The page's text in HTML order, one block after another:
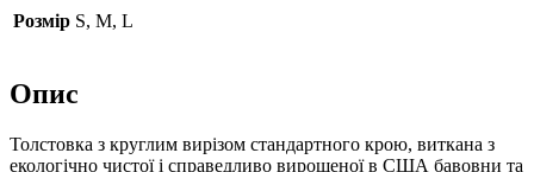
Розмір S, M, L
Опис
Толстовка з круглим вирізом стандартного крою, виткана з
екологічно чистої і справедливо вирощеної в США бавовни та